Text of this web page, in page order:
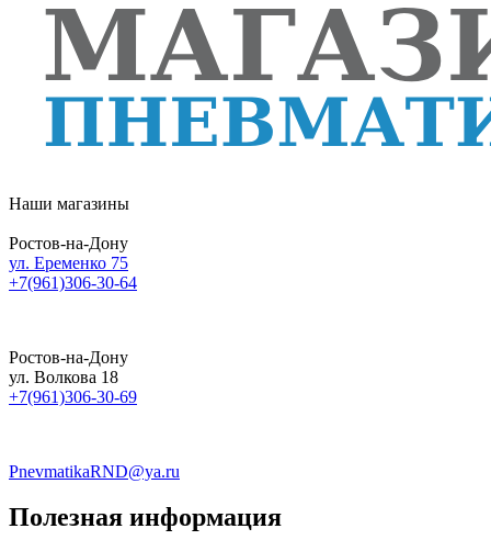
Наши магазины
Ростов-на-Дону
ул. Еременко 75
+7(961)306-30-64
Ростов-на-Дону
ул. Волкова 18
+7(961)306-30-69
PnevmatikaRND@ya.ru
Полезная информация